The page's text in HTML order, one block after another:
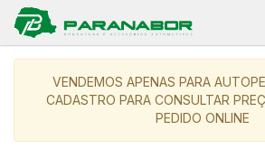
VENDEMOS APENAS PARA
CADASTRO PARA CONSULTAR
PEDIDO ONLINE